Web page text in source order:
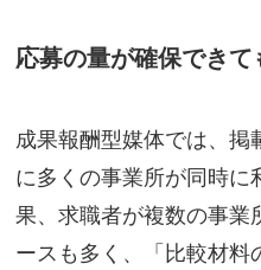
応募の量が確保でき
成果報酬型媒体では、掲
に多くの事業所が同時に
果、求職者が複数の事業
ースも多く、「比較材料